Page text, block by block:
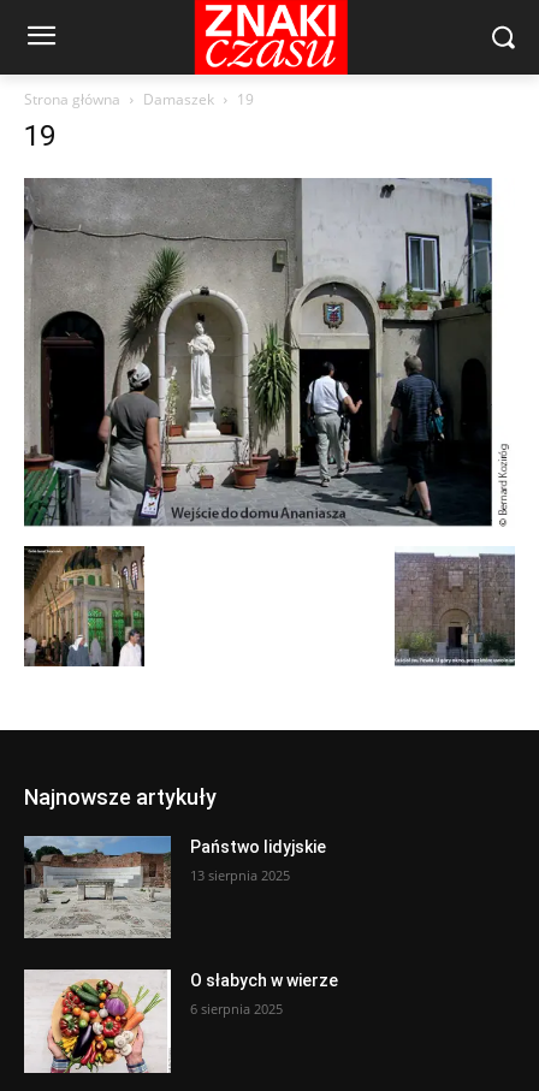
Strona główna Damaszek 19
19
Najnowsze artykuły
Państwo lidyjskie
13 sierpnia 2025
O słabych w wierze
6 sierpnia 2025